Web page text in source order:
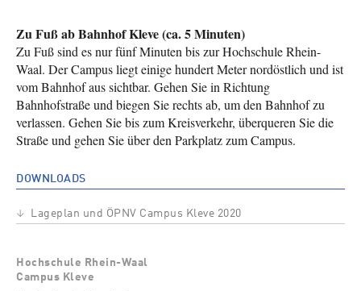
Zu Fuß ab Bahnhof Kleve (ca. 5 Minuten)
Zu Fuß sind es nur fünf Minuten bis zur Hochschule Rhein-
Waal. Der Campus liegt einige hundert Meter nordöstlich und ist
vom Bahnhof aus sichtbar. Gehen Sie in Richtung
Bahnhofstraße und biegen Sie rechts ab, um den Bahnhof zu
verlassen. Gehen Sie bis zum Kreisverkehr, überqueren Sie die
Straße und gehen Sie über den Parkplatz zum Campus.
DOWNLOADS
DateiLageplan und ÖPNV Campus Kleve 2020
Hochschule Rhein-Waal
Campus Kleve